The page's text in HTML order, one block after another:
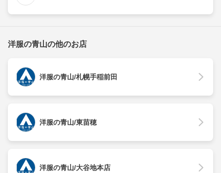
洋服の青山の他のお店
洋服の青山/札幌手稲前田
洋服の青山/東苗穂
洋服の青山/大谷地本店